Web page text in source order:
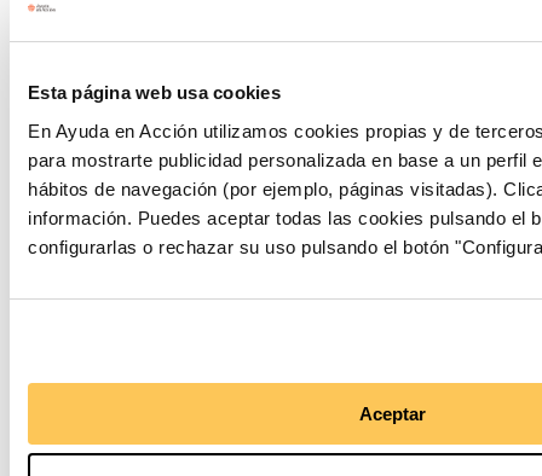
Esta página web usa cookies
En Ayuda en Acción utilizamos cookies propias y de
para mostrarte publicidad personalizada en base a un perfil
hábitos de navegación (por ejemplo, páginas visitadas).
información. Puedes aceptar todas las cookies pulsando el
configurarlas o rechazar su uso pulsando el botón
Aceptar
Ayuda en Acción tiene la obligación de declarar ante la Agencia
Tributaria todas las donaciones monetarias recibidas durante el
enviaremos a tu domicilio el certificado de tus donaciones. Si
88. En caso de que quisieras renunciar a tu derecho de deducir tus
donaciones, es necesario que nos lo notifiques por escrito enviando
Acción, C/ Serrano Anguita 13, 28004.